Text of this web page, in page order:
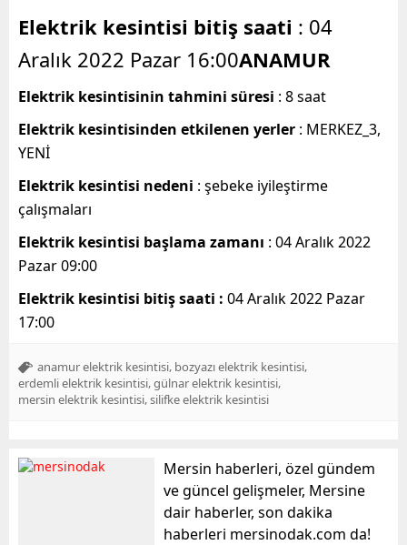
Elektrik kesintisi bitiş saati : 04
Aralık 2022 Pazar 16:00ANAMUR
Elektrik kesintisinin tahmini süresi : 8 saat
Elektrik kesintisinden etkilenen yerler : MERKEZ_3,
YENİ
Elektrik kesintisi nedeni : şebeke iyileştirme
çalışmaları
Elektrik kesintisi başlama zamanı : 04 Aralık 2022
Pazar 09:00
Elektrik kesintisi bitiş saati : 04 Aralık 2022 Pazar
17:00
anamur elektrik kesintisi bozyazı elektrik kesintisi
erdemli elektrik kesintisi gülnar elektrik kesintisi
mersin elektrik kesintisi silifke elektrik kesintisi
Mersin haberleri, özel gündem
ve güncel gelişmeler, Mersine
dair haberler, son dakika
haberleri mersinodak.com da!